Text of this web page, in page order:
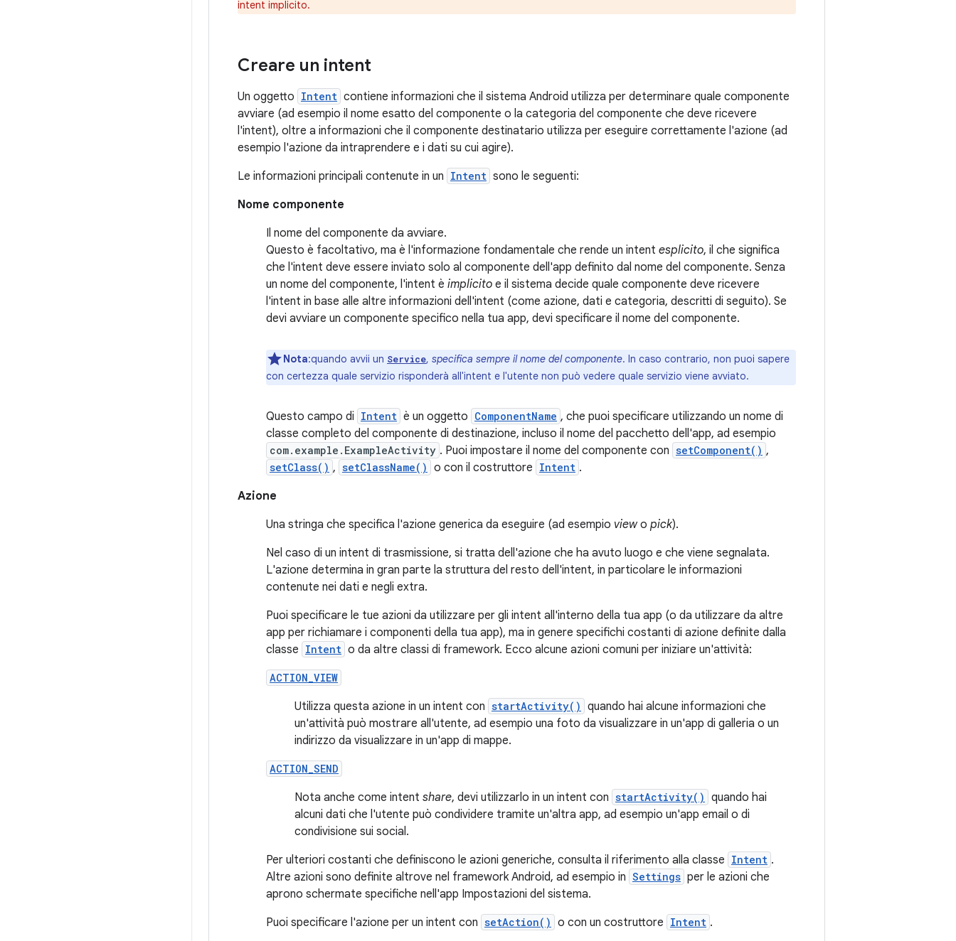
intent implicito.
Creare un intent
Un oggetto Intent contiene informazioni che il sistema Android utilizza per determinare quale componente
avviare (ad esempio il nome esatto del componente o la categoria del componente che deve ricevere
l'intent), oltre a informazioni che il componente destinatario utilizza per eseguire correttamente l'azione (ad
esempio l'azione da intraprendere e i dati su cui agire).
Le informazioni principali contenute in un Intent sono le seguenti:
Nome componente
Il nome del componente da avviare.
Questo è facoltativo, ma è l'informazione fondamentale che rende un intent esplicito, il che significa
che l'intent deve essere inviato solo al componente dell'app definito dal nome del componente. Senza
un nome del componente, l'intent è implicito e il sistema decide quale componente deve ricevere
l'intent in base alle altre informazioni dell'intent (come azione, dati e categoria, descritti di seguito). Se
devi avviare un componente specifico nella tua app, devi specificare il nome del componente.
Nota:quando avvii un Service, specifica sempre il nome del componente. In caso contrario, non puoi sapere
con certezza quale servizio risponderà all'intent e l'utente non può vedere quale servizio viene avviato.
Questo campo di Intent è un oggetto ComponentName , che puoi specificare utilizzando un nome di
classe completo del componente di destinazione, incluso il nome del pacchetto dell'app, ad esempio
com.example.ExampleActivity . Puoi impostare il nome del componente con setComponent() ,
setClass() , setClassName() o con il costruttore Intent .
Azione
Una stringa che specifica l'azione generica da eseguire (ad esempio viewo pick).
Nel caso di un intent di trasmissione, si tratta dell'azione che ha avuto luogo e che viene segnalata.
L'azione determina in gran parte la struttura del resto dell'intent, in particolare le informazioni
contenute nei dati e negli extra.
Puoi specificare le tue azioni da utilizzare per gli intent all'interno della tua app (o da utilizzare da altre
app per richiamare i componenti della tua app), ma in genere specifichi costanti di azione definite dalla
classe Intent o da altre classi di framework. Ecco alcune azioni comuni per iniziare un'attività:
ACTION_VIEW
Utilizza questa azione in un intent con startActivity() quando hai alcune informazioni che
un'attività può mostrare all'utente, ad esempio una foto da visualizzare in un'app di galleria o un
indirizzo da visualizzare in un'app di mappe.
ACTION_SEND
Nota anche come intent share, devi utilizzarlo in un intent con startActivity() quando hai
alcuni dati che l'utente può condividere tramite un'altra app, ad esempio un'app email o di
condivisione sui social.
Per ulteriori costanti che definiscono le azioni generiche, consulta il riferimento alla classe Intent .
Altre azioni sono definite altrove nel framework Android, ad esempio in Settings per le azioni che
aprono schermate specifiche nell'app Impostazioni del sistema.
Puoi specificare l'azione per un intent con setAction() o con un costruttore Intent .